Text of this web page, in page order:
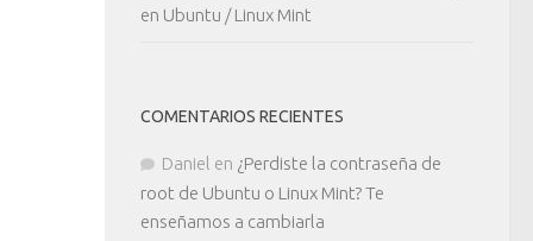
en Ubuntu / Linux Mint
COMENTARIOS RECIENTES
Daniel en ¿Perdiste la contraseña de
root de Ubuntu o Linux Mint? Te
enseñamos a cambiarla